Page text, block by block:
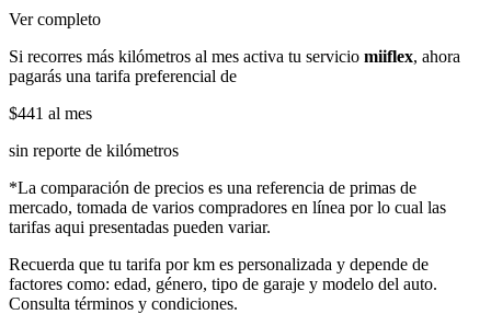
Ver completo
Si recorres más kilómetros al mes activa tu servicio miiflex, ahora
pagarás una tarifa preferencial de
$441 al mes
sin reporte de kilómetros
*La comparación de precios es una referencia de primas de
mercado, tomada de varios compradores en línea por lo cual las
tarifas aqui presentadas pueden variar.
Recuerda que tu tarifa por km es personalizada y depende de
factores como: edad, género, tipo de garaje y modelo del auto.
Consulta términos y condiciones.